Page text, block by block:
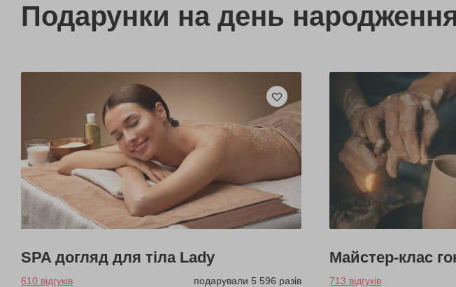
Подарунки на день народження
SPA догляд для тіла Lady
610 відгуків
подарували 5 596 разів
Майстер-клас
713 відгуків